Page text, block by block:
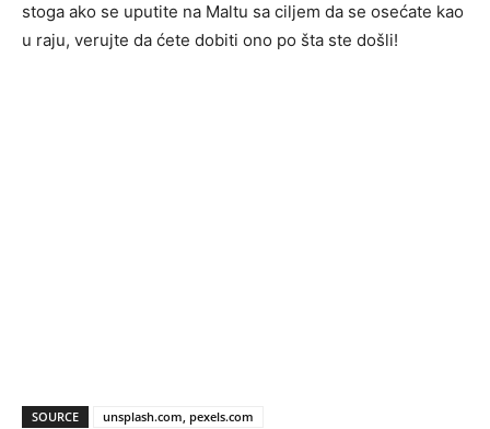
stoga ako se uputite na Maltu sa ciljem da se osećate kao
u raju, verujte da ćete dobiti ono po šta ste došli!
SOURCE
unsplash.com, pexels.com